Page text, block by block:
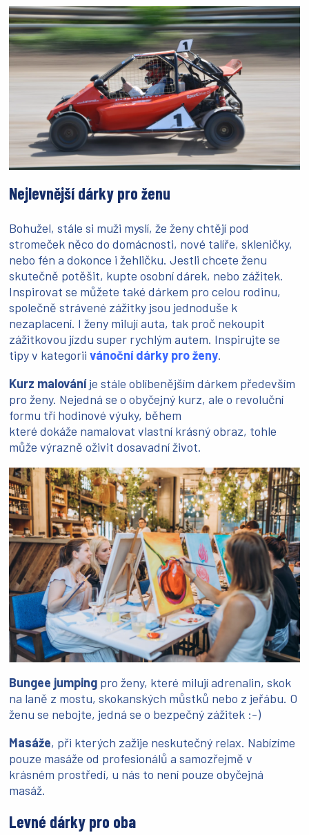
Nejlevnější dárky pro ženu
Bohužel, stále si muži myslí, že ženy chtějí pod
stromeček něco do domácnosti, nové talíře, skleničky,
nebo fén a dokonce i žehličku. Jestli chcete ženu
skutečně potěšit, kupte osobní dárek, nebo zážitek.
Inspirovat se můžete také dárkem pro celou rodinu,
společně strávené zážitky jsou jednoduše k
nezaplacení. I ženy milují auta, tak proč nekoupit
zážitkovou jízdu super rychlým autem. Inspirujte se
tipy v kategorii vánoční dárky pro ženy.
Kurz malováníje stále oblíbenějším dárkem především
pro ženy. Nejedná se o obyčejný kurz, ale o revoluční
formu tří hodinové výuky, během
které dokáže namalovat vlastní krásný obraz, tohle
může výrazně oživit dosavadní život.
Bungee jumping pro ženy, které milují adrenalin, skok
na laně z mostu, skokanských můstků nebo z jeřábu. O
ženu se nebojte, jedná se o bezpečný zážitek :-)
Masáže, při kterých zažije neskutečný relax. Nabízíme
pouze masáže od profesionálů a samozřejmě v
krásném prostředí, u nás to není pouze obyčejná
masáž.
Levné dárky pro oba